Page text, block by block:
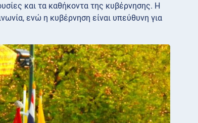
και τα καθήκοντα της κυβέρνησης. Η
ενώ η κυβέρνηση είναι υπεύθυνη για